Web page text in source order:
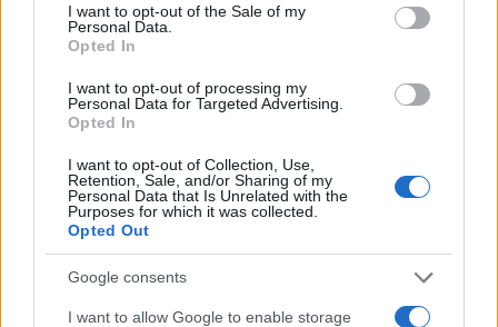
I want to opt-out of the Sale of my
Personal Data.
Opted In
I want to opt-out of processing my
Personal Data for Targeted Advertising.
Opted In
I want to opt-out of Collection, Use,
Retention, Sale, and/or Sharing of my
Personal Data that Is Unrelated with the
Purposes for which it was collected.
Opted Out
Google consents
I want to allow Google to enable storage
Leggi i commenti
SEDUTE SATIRICHE
Vai all'archivio delle vignette